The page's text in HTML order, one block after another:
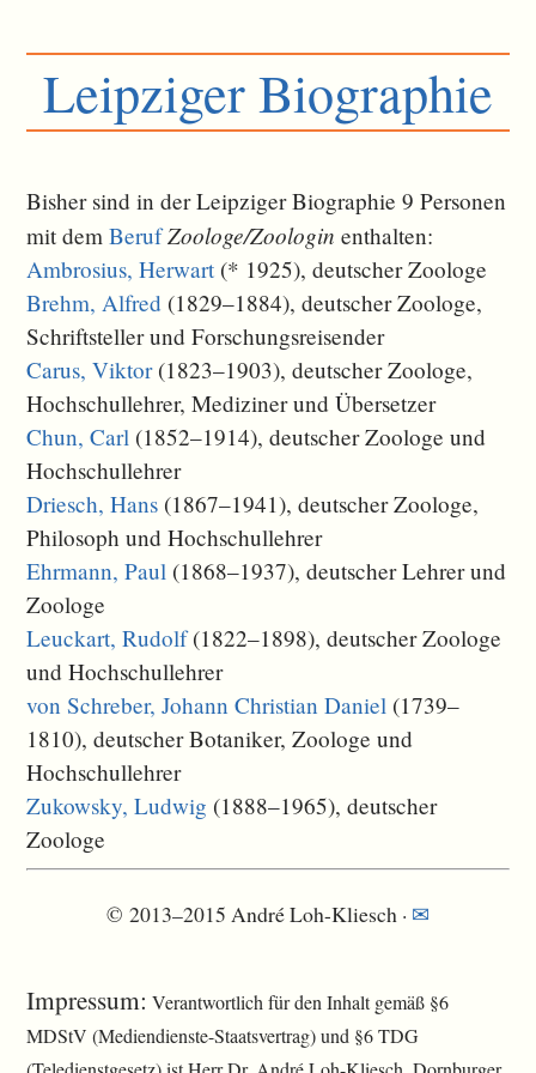
Leipziger Biographie
Bisher sind in der Leipziger Biographie 9 Personen
mit demBeruf Zoologe/Zoologin enthalten:
Ambrosius, Herwart (* 1925), deutscher Zoologe
Brehm, Alfred (1829–1884), deutscher Zoologe,
Schriftsteller und Forschungsreisender
Carus, Viktor(1823–1903), deutscher Zoologe,
Hochschullehrer, Mediziner und Übersetzer
Chun, Carl (1852–1914), deutscher Zoologe und
Hochschullehrer
Driesch, Hans (1867–1941), deutscher Zoologe,
Philosoph und Hochschullehrer
Ehrmann, Paul (1868–1937), deutscher Lehrer und
Zoologe
Leuckart, Rudolf(1822–1898), deutscher Zoologe
und Hochschullehrer
von Schreber, Johann Christian Daniel (1739–
1810), deutscher Botaniker, Zoologe und
Hochschullehrer
Zukowsky, Ludwig (1888–1965), deutscher
Zoologe
© 2013–2015 André Loh-Kliesch · ✉
Impressum: Verantwortlich für den Inhalt gemäß §6
MDStV (Mediendienste-Staatsvertrag) und §6 TDG